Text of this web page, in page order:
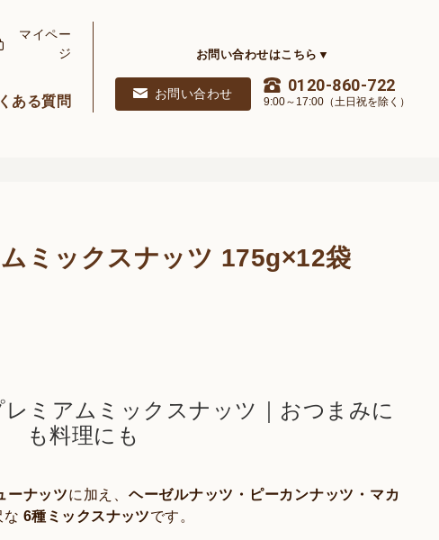
マイペー
ジ
ある質問
お問い合わせはこちら▼
お問い合わせ 0120-860-722
9:00～17:00（土日祝を除く）
ミックスナッツ 175g×12袋
レミアムミックスナッツ｜おつまみに
も料理にも
ーナッツに加え、 ヘーゼルナッツ・ピーカンナッツ・マカ
な 6種ミックスナッツです。